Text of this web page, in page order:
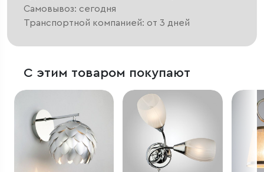
Самовывоз: сегодня
Транспортной компанией: от 3 дней
С этим товаром покупают